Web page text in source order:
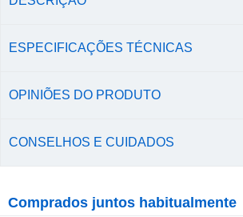
ESPECIFICAÇÕES TÉCNICAS
OPINIÕES DO PRODUTO
CONSELHOS E CUIDADOS
Comprados juntos habitualmente